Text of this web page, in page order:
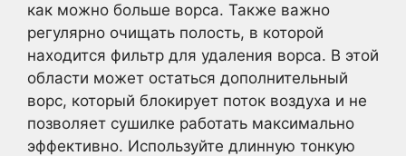
как можно больше ворса. Также важно
регулярно очищать полость, в которой
находится фильтр для удаления ворса. В этой
области может остаться дополнительный
ворс, который блокирует поток воздуха и не
позволяет сушилке работать максимально
эффективно. Используйте длинную тонкую